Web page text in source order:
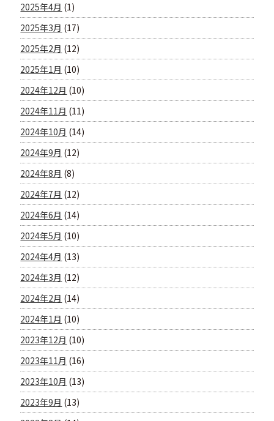
2025年4月 (1)
2025年3月 (17)
2025年2月 (12)
2025年1月 (10)
2024年12月 (10)
2024年11月 (11)
2024年10月 (14)
2024年9月 (12)
2024年8月 (8)
2024年7月 (12)
2024年6月 (14)
2024年5月 (10)
2024年4月 (13)
2024年3月 (12)
2024年2月 (14)
2024年1月 (10)
2023年12月 (10)
2023年11月 (16)
2023年10月 (13)
2023年9月 (13)